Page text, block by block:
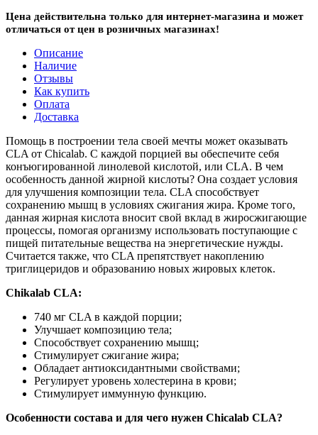
Цена действительна только для интернет-магазина и может
отличаться от цен в розничных магазинах!
Описание
Наличие
Отзывы
Как купить
Оплата
Доставка
Помощь в построении тела своей мечты может оказывать
CLA от Chicalab. С каждой порцией вы обеспечите себя
конъюгированной линолевой кислотой, или CLA. В чем
особенность данной жирной кислоты? Она создает условия
для улучшения композиции тела. CLA способствует
сохранению мышц в условиях сжигания жира. Кроме того,
данная жирная кислота вносит свой вклад в жиросжигающие
процессы, помогая организму использовать поступающие с
пищей питательные вещества на энергетические нужды.
Считается также, что CLA препятствует накоплению
триглицеридов и образованию новых жировых клеток.
Chikalab CLA:
740 мг CLA в каждой порции;
Улучшает композицию тела;
Способствует сохранению мышц;
Стимулирует сжигание жира;
Обладает антиоксидантными свойствами;
Регулирует уровень холестерина в крови;
Стимулирует иммунную функцию.
Особенности состава и для чего нужен Chicalab CLA?